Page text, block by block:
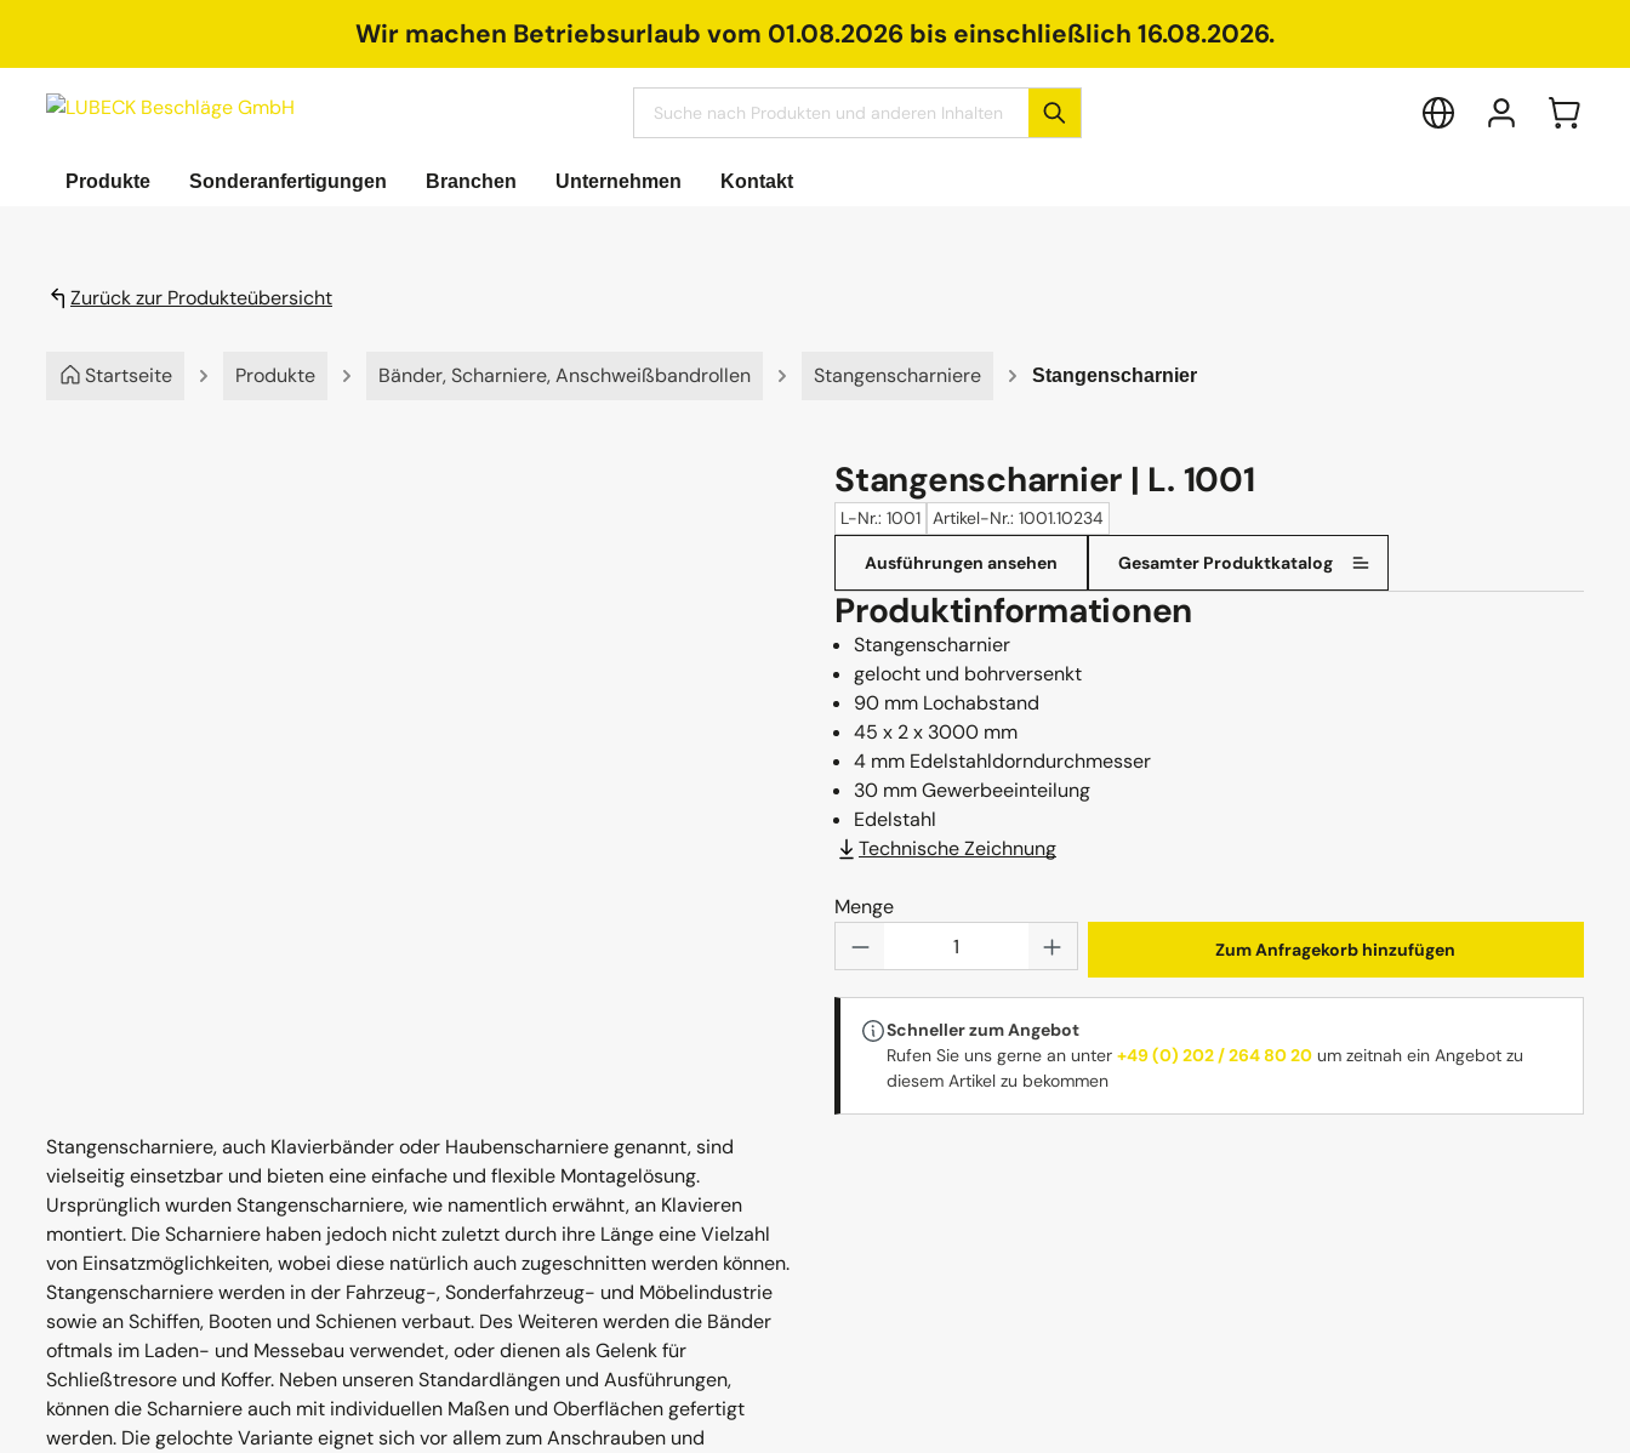
Zur Hauptnavigation springenWir machen Betriebsurlaub vom 01.08.2026 bis einschließlich 16.08.2026.
Produkte Sonderanfertigungen Branchen Unternehmen Kontakt
Zurück zur Produkteübersicht
Startseite Produkte Bänder, Scharniere, Anschweißbandrollen Stangenscharniere Stangenscharnier
Stangenscharniere, auch Klavierbänder oder Haubenscharniere genannt, sind
vielseitig einsetzbar und bieten eine einfache und flexible Montagelösung.
Ursprünglich wurden Stangenscharniere, wie namentlich erwähnt, an Klavieren
montiert. Die Scharniere haben jedoch nicht zuletzt durch ihre Länge eine Vielzahl
von Einsatzmöglichkeiten, wobei diese natürlich auch zugeschnitten werden können.
Stangenscharniere werden in der Fahrzeug-, Sonderfahrzeug- und Möbelindustrie
sowie an Schiffen, Booten und Schienen verbaut. Des Weiteren werden die Bänder
oftmals im Laden- und Messebau verwendet, oder dienen als Gelenk für
Schließtresore und Koffer. Neben unseren Standardlängen und Ausführungen,
können die Scharniere auch mit individuellen Maßen und Oberflächen gefertigt
werden. Die gelochte Variante eignet sich vor allem zum Anschrauben und
Stangenscharnier | L. 1001
L-Nr.: 1001 Artikel-Nr.: 1001.10234
Ausführungen ansehen Gesamter Produktkatalog
Produktinformationen
Stangenscharnier
gelocht und bohrversenkt
90 mm Lochabstand
45 x 2 x 3000 mm
4 mm Edelstahldorndurchmesser
30 mm Gewerbeeinteilung
Edelstahl
Technische Zeichnung
Menge
Produkt Anzahl: Gib den gewünschten Wert ein oder
Zum Anfragekorb hinzufügen
Schneller zum Angebot
Rufen Sie uns gerne an unter +49 (0) 202 / 264 80 20 um zeitnah ein Angebot zu
diesem Artikel zu bekommen